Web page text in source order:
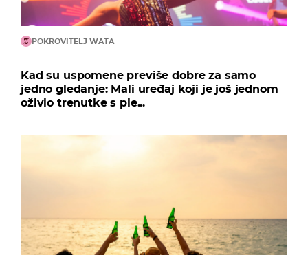
POKROVITELJ WATA
Kad su uspomene previše dobre za samo
jedno gledanje: Mali uređaj koji je još jednom
oživio trenutke s ple...